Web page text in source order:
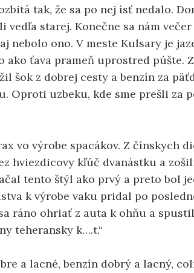
tak, že sa po nej ísť nedalo.
starej. Konečne sa nám
nebolo ono. V meste Kulsary je
ako ťava prameň uprostred púšte.
šok z dobrej cesty a benzín za
Oproti uzbeku, kde sme prešli za
vo výrobe spacákov. Z čínskych
hviezdicovy kľúč dvanástku a
tento štýl ako prvý a preto bol
k výrobe vaku pridal po
ráno ohriať z auta k ohňu a spustil
teheransky k….t.“
a lacné, benzín dobrý a lacný,